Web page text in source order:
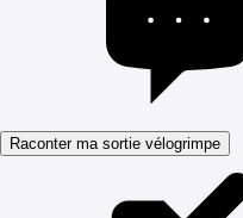
Raconter ma sortie vélogrimpe